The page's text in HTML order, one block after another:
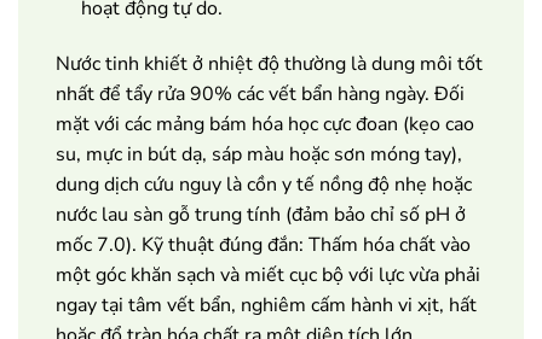
hoạt động tự do.
Nước tinh khiết ở nhiệt độ thường là dung môi tốt
nhất để tẩy rửa 90% các vết bẩn hàng ngày. Đối
mặt với các mảng bám hóa học cực đoan (kẹo cao
su, mực in bút dạ, sáp màu hoặc sơn móng tay),
dung dịch cứu nguy là cồn y tế nồng độ nhẹ hoặc
nước lau sàn gỗ trung tính (đảm bảo chỉ số pH ở
mốc 7.0). Kỹ thuật đúng đắn: Thấm hóa chất vào
một góc khăn sạch và miết cục bộ với lực vừa phải
ngay tại tâm vết bẩn, nghiêm cấm hành vi xịt, hất